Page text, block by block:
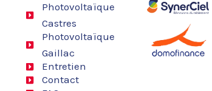
Photovoltaïque
Castres
Photovoltaïque
Gaillac
Entretien
Contact